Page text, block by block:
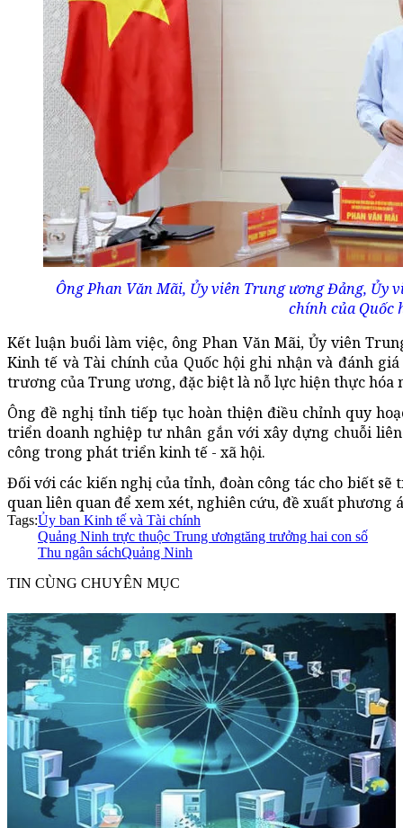
Ông Phan Văn Mãi, Ủy viên Trung ương Đảng, Ủy
chính của Quốc
Kết luận buổi làm việc, ông Phan Văn Mãi, Ủy viên
Kinh tế và Tài chính của Quốc hội ghi nhận và đánh
trương của Trung ương, đặc biệt là nỗ lực hiện thực hóa
Ông đề nghị tỉnh tiếp tục hoàn thiện điều chỉnh quy
triển doanh nghiệp tư nhân gắn với xây dựng chuỗi
công trong phát triển kinh tế - xã hội.
Đối với các kiến nghị của tỉnh, đoàn công tác cho biết sẽ
quan liên quan để xem xét, nghiên cứu, đề xuất phương
Tags:Ủy ban Kinh tế và Tài chính
Quảng Ninh trực thuộc Trung ươngtăng trưởng hai con số
Thu ngân sáchQuảng Ninh
TIN CÙNG CHUYÊN MỤC